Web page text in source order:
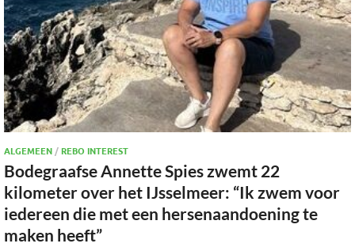
ALGEMEEN / REBO INTEREST
Bodegraafse Annette Spies zwemt 22
kilometer over het IJsselmeer: “Ik zwem voor
iedereen die met een hersenaandoening te
maken heeft”